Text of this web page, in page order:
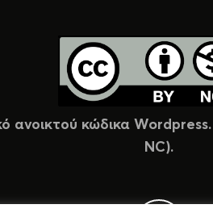
ανοικτού κώδικα
NC).